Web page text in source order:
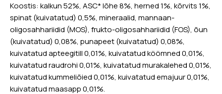
Koostis: kalkun 52%, ASC* lõhe 8%, herned 1%, kõrvits 1%,
spinat (kuivatatud) 0,5%, mineraalid, mannaan-
oligosahhariidid (MOS), frukto-oligosahhariidid (FOS), õun
(kuivatatud) 0,08%, punapeet (kuivatatud) 0,08%,
kuivatatud apteegitill 0,01%, kuivatatud köömned 0,01%,
kuivatatud raudrohi 0,01%, kuivatatud murakalehed 0,01%,
kuivatatud kummeliõied 0,01%, kuivatatud emajuur 0,01%,
kuivatatud maasapp 0,01%.